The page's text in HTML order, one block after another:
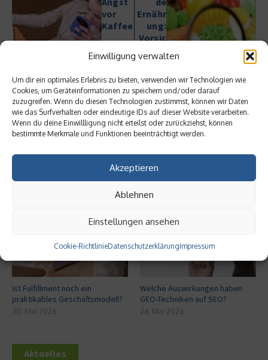
Einwilligung verwalten
Um dir ein optimales Erlebnis zu bieten, verwenden wir Technologien wie
Cookies, um Geräteinformationen zu speichern und/oder darauf
zuzugreifen. Wenn du diesen Technologien zustimmst, können wir Daten
wie das Surfverhalten oder eindeutige IDs auf dieser Website verarbeiten.
Wenn du deine Einwillligung nicht erteilst oder zurückziehst, können
bestimmte Merkmale und Funktionen beeinträchtigt werden.
Akzeptieren
Ablehnen
Einstellungen ansehen
Cookie-RichtlinieDatenschutzerklärungImpressum
vor
Kaffee
Ernähr
ung:
Vorsic
verste
Kalori
en
Ähnliche Beiträge
Ist Fulfillment noch ein
praktikables Geschäftsmodell?
30. Mai 2026
Welche Auswirkungen haben
GEO-Techniken auf SEO?
26. Mai 2026
Aktuelles